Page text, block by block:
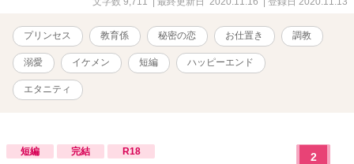
https://www.alphapolis.co.jp/novel/702276663/373432460
プリンセス 教育係 秘密の恋 お仕置き 調教
溺愛 イケメン 短編 ハッピーエンド
エタニティ
短編 完結 R18 2